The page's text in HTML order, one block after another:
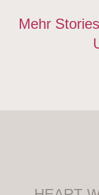
Mehr